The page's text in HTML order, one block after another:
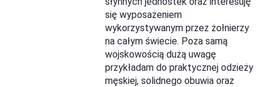
się wyposażeniem
wykorzystywanym przez żołnierzy
na całym świecie. Poza samą
wojskowością dużą uwagę
przykładam do praktycznej odzieży
męskiej, solidnego obuwia oraz